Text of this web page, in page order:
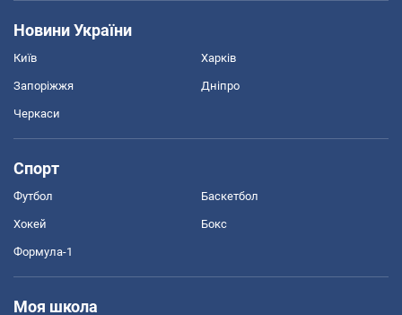
Новини України
Київ Харків
Запоріжжя Дніпро
Черкаси
Спорт
Футбол Баскетбол
Хокей Бокс
Формула-1
Моя школа